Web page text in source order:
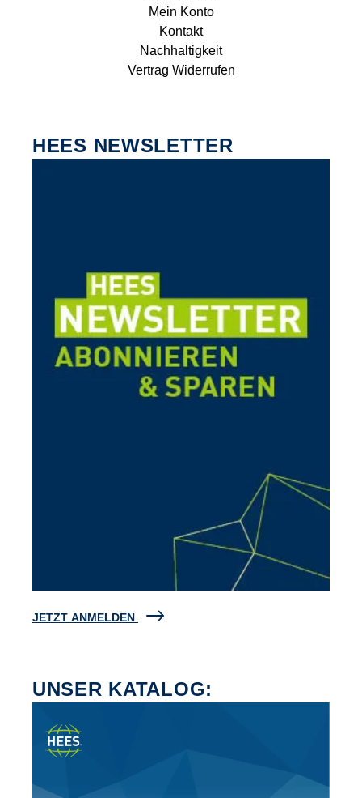
Mein Konto
Kontakt
Nachhaltigkeit
Vertrag Widerrufen
HEES NEWSLETTER
JETZT ANMELDEN
UNSER KATALOG: